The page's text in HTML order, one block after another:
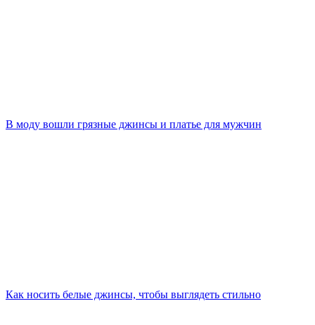
В моду вошли грязные джинсы и платье для мужчин
Как носить белые джинсы, чтобы выглядеть стильно